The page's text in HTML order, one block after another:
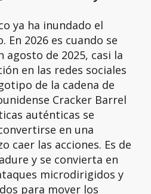
ya ha inundado el
2026 es cuando se
agosto de 2025, casi la
en las redes sociales
de la cadena de
Cracker Barrel
auténticas se
en una
caer las acciones. Es de
y se convierta en
microdirigidos y
para mover los